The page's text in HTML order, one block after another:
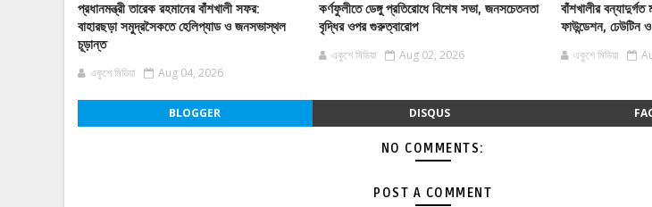
প্রধানমন্ত্রী তারেক রহমানের বাঁশখালী সফর:
বাহারছড়া সমুদ্রসৈকতে হেলিপ্যাড ও জনসভাস্থল
চূড়ান্ত
একুশে মিডিয়া Aug 04, 2026
কর্ণফুলীতে ডেঙ্গু প্রতিরোধে বিশেষ সভা, জনসচেতনতা
বৃদ্ধির ওপর গুরুত্বারোপ
একুশে মিডিয়া Aug 02, 2026
বাঁশখালীর বন্যাদুর্গত
ফাউন্ডেশন, ঢেউটিন
একুশে মিডিয়া
BLOGGER DISQUS
NO COMMENTS:
POST A COMMENT